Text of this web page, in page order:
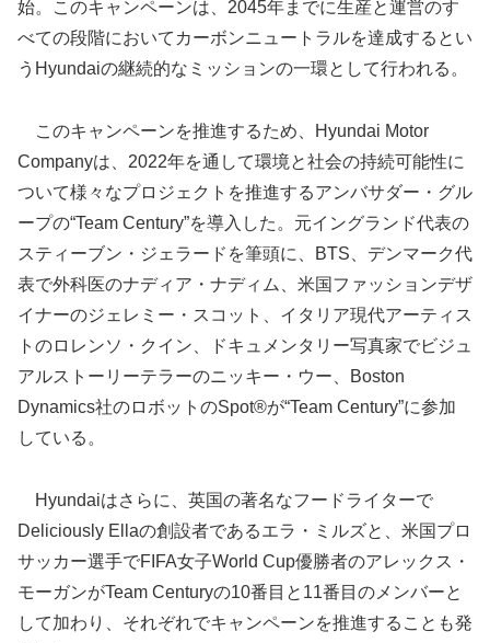
始。このキャンペーンは、2045年までに生産と運営のす
べての段階においてカーボンニュートラルを達成するとい
うHyundaiの継続的なミッションの一環として行われる。
このキャンペーンを推進するため、Hyundai Motor
Companyは、2022年を通して環境と社会の持続可能性に
ついて様々なプロジェクトを推進するアンバサダー・グル
ープの“Team Century”を導入した。元イングランド代表の
スティーブン・ジェラードを筆頭に、BTS、デンマーク代
表で外科医のナディア・ナディム、米国ファッションデザ
イナーのジェレミー・スコット、イタリア現代アーティス
トのロレンソ・クイン、ドキュメンタリー写真家でビジュ
アルストーリーテラーのニッキー・ウー、Boston
Dynamics社のロボットのSpot®が“Team Century”に参加
している。
Hyundaiはさらに、英国の著名なフードライターで
Deliciously Ellaの創設者であるエラ・ミルズと、米国プロ
サッカー選手でFIFA女子World Cup優勝者のアレックス・
モーガンがTeam Centuryの10番目と11番目のメンバーと
して加わり、それぞれでキャンペーンを推進することも発